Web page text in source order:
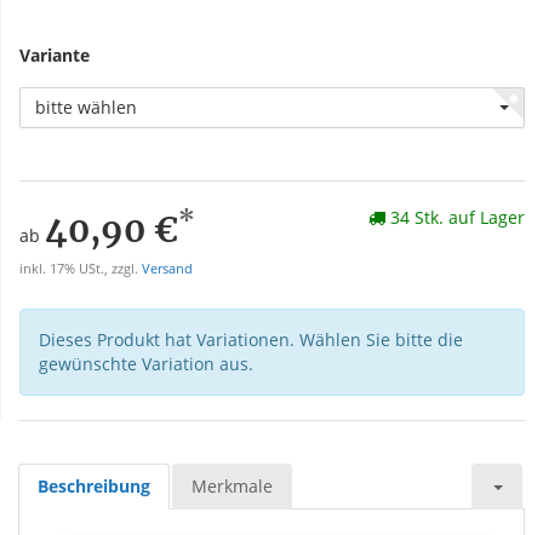
Variante
bitte wählen
ab 40,90 €*
inkl. 17% USt., zzgl. Versand
34 Stk. auf Lager
Dieses Produkt hat Variationen. Wählen Sie bitte die
gewünschte Variation aus.
Beschreibung Merkmale